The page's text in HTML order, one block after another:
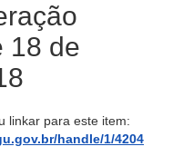
18 de
linkar para este item:
handle/1/4204